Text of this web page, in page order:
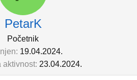
PetarK
Početnik
19.04.2024.
aktivnost 23.04.2024.